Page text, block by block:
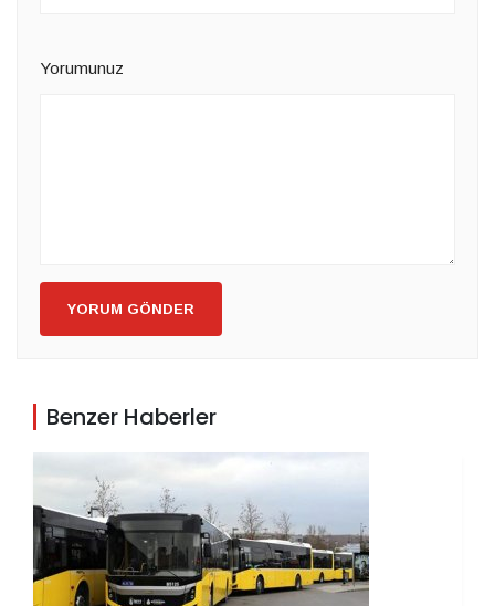
Yorumunuz
YORUM GÖNDER
Benzer Haberler